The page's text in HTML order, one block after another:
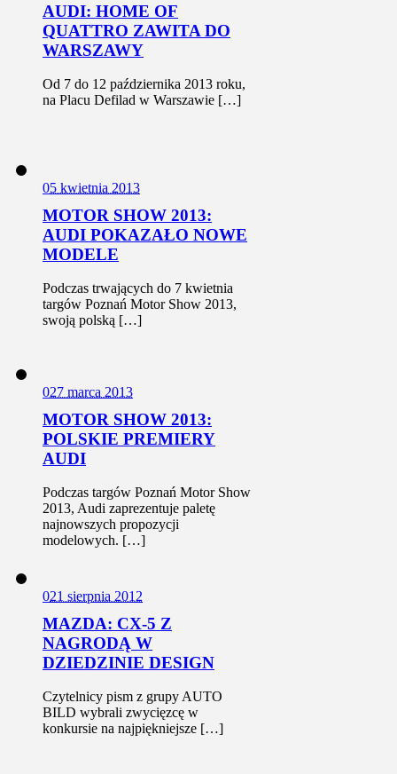
AUDI: HOME OF
QUATTRO ZAWITA DO
WARSZAWY
Od 7 do 12 października 2013 roku,
na Placu Defilad w Warszawie […]
05 kwietnia 2013
MOTOR SHOW 2013:
AUDI POKAZAŁO NOWE
MODELE
Podczas trwających do 7 kwietnia
targów Poznań Motor Show 2013,
swoją polską […]
027 marca 2013
MOTOR SHOW 2013:
POLSKIE PREMIERY
AUDI
Podczas targów Poznań Motor Show
2013, Audi zaprezentuje paletę
najnowszych propozycji
modelowych. […]
021 sierpnia 2012
MAZDA: CX-5 Z
NAGRODĄ W
DZIEDZINIE DESIGN
Czytelnicy pism z grupy AUTO
BILD wybrali zwycięzcę w
konkursie na najpiękniejsze […]